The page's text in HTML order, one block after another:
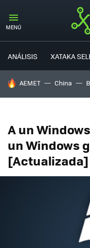
MENÚ
ANÁLISIS XATAKA
HOY SE HABLA DE
AEMET China
A un
un Windows
[Actualizada]